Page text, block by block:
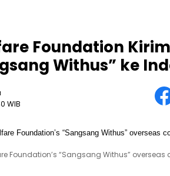
Foundation
Withus” ke
WIB
Foundation’s “Sangsang Withus”